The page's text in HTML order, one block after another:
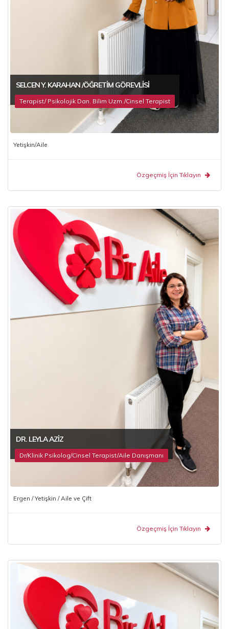
SELCEN Y. KARAHAN /ÖĞRETIM GÖREVLISI
Terapist/ Psikolojik Dan. Bilim Uzm./Cinsel Terapist
Yetişkin/Aile
Özgeçmiş İçin Tıklayın
DR. LEYLA AZIZ
Dr/Klinik Psikolog/Cinsel Terapist/Aile Danışmanı
Ergen / Yetişkin / Aile ve Çift
Özgeçmiş İçin Tıklayın